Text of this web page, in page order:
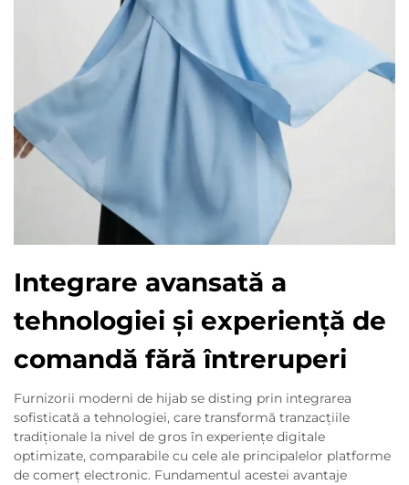
Integrare avansată a
tehnologiei și experiență de
comandă fără întreruperi
Furnizorii moderni de hijab se disting prin integrarea
sofisticată a tehnologiei, care transformă tranzacțiile
tradiționale la nivel de gros în experiențe digitale
optimizate, comparabile cu cele ale principalelor platforme
de comerț electronic. Fundamentul acestei avantaje